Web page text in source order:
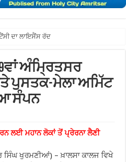
ਅੰਮ੍ਰਿਤਸਰ
ਪੁਸਤਕ-ਮੇਲਾ ਅਮਿੱਟ
ਸੰਪਨ
ਲਈ ਮਹਾਨ ਲੋਕਾਂ ਤੋਂ ਪ੍ਰੇਰਨਾ ਲੈਣੀ
ਖੁਰਮਣੀਆਂ) – ਖ਼ਾਲਸਾ ਕਾਲਜ ਵਿਖੇ